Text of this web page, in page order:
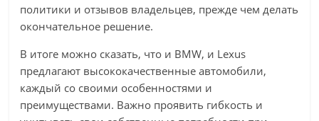
политики и отзывов владельцев, прежде чем делать
окончательное решение.
В итоге можно сказать, что и BMW, и Lexus
предлагают высококачественные автомобили,
каждый со своими особенностями и
преимуществами. Важно проявить гибкость и